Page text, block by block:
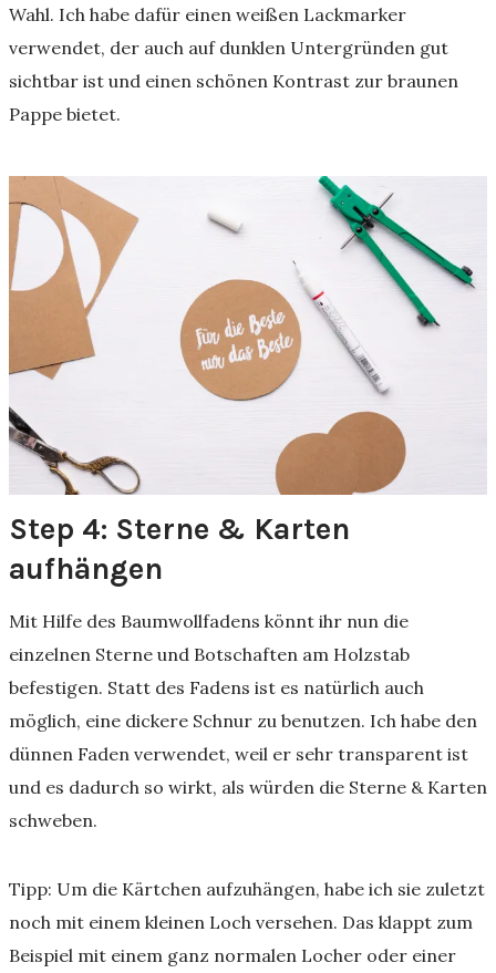
Wahl. Ich habe dafür einen weißen Lackmarker
verwendet, der auch auf dunklen Untergründen gut
sichtbar ist und einen schönen Kontrast zur braunen
Pappe bietet.
Step 4: Sterne & Karten
aufhängen
Mit Hilfe des Baumwollfadens könnt ihr nun die
einzelnen Sterne und Botschaften am Holzstab
befestigen. Statt des Fadens ist es natürlich auch
möglich, eine dickere Schnur zu benutzen. Ich habe den
dünnen Faden verwendet, weil er sehr transparent ist
und es dadurch so wirkt, als würden die Sterne & Karten
schweben.
Tipp: Um die Kärtchen aufzuhängen, habe ich sie zuletzt
noch mit einem kleinen Loch versehen. Das klappt zum
Beispiel mit einem ganz normalen Locher oder einer